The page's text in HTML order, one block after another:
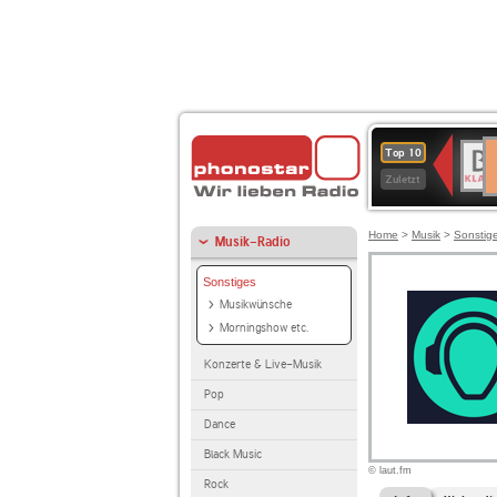
Top 10
Zuletzt
BR-
Musik-Radio
Sonstiges
Musikwünsche
Morningshow etc.
Konzerte & Live-Musik
Pop
Dance
Black Music
Rock
Home > Musik >
© laut.fm